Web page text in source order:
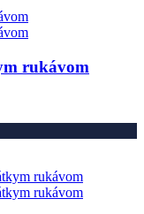
rukávom